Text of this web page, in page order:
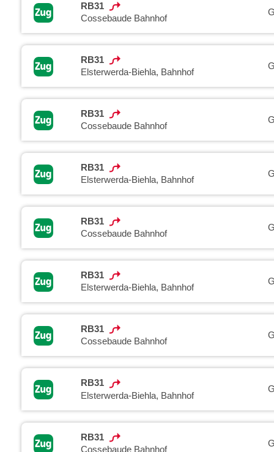
RB31
Cossebaude Bahnhof
RB31
Elsterwerda-Biehla, Bahnhof
RB31
Cossebaude Bahnhof
RB31
Elsterwerda-Biehla, Bahnhof
RB31
Cossebaude Bahnhof
RB31
Elsterwerda-Biehla, Bahnhof
RB31
Cossebaude Bahnhof
RB31
Elsterwerda-Biehla, Bahnhof
RB31
Cossebaude Bahnhof